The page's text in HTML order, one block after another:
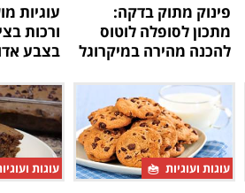
פינוק מתוק בדקה:
מתכון לסופלה לוטוס
להכנה מהירה במיקרוגל
עוגיות
ורכות
בצבע
עוגות ועוגיות עוגות